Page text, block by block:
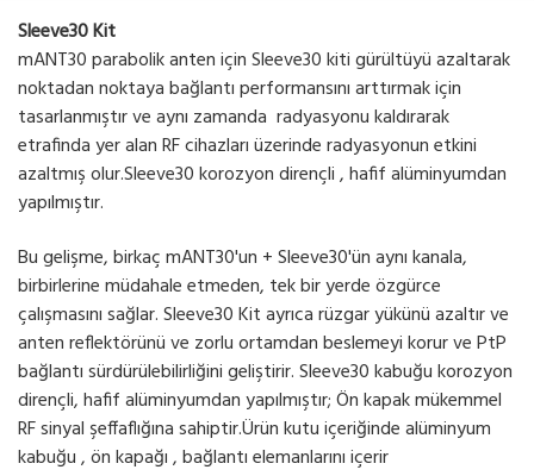
Sleeve30 Kit
mANT30 parabolik anten için Sleeve30 kiti gürültüyü azaltarak
noktadan noktaya bağlantı performansını arttırmak için
tasarlanmıştır ve aynı zamanda radyasyonu kaldırarak
etrafinda yer alan RF cihazları üzerinde radyasyonun etkini
azaltmış olur.Sleeve30 korozyon dirençli , hafif alüminyumdan
yapılmıştır.
Bu gelişme, birkaç mANT30'un + Sleeve30'ün aynı kanala,
birbirlerine müdahale etmeden, tek bir yerde özgürce
çalışmasını sağlar. Sleeve30 Kit ayrıca rüzgar yükünü azaltır ve
anten reflektörünü ve zorlu ortamdan beslemeyi korur ve PtP
bağlantı sürdürülebilirliğini geliştirir. Sleeve30 kabuğu korozyon
dirençli, hafif alüminyumdan yapılmıştır; Ön kapak mükemmel
RF sinyal şeffaflığına sahiptir.Ürün kutu içeriğinde alüminyum
kabuğu , ön kapağı , bağlantı elemanlarını içerir